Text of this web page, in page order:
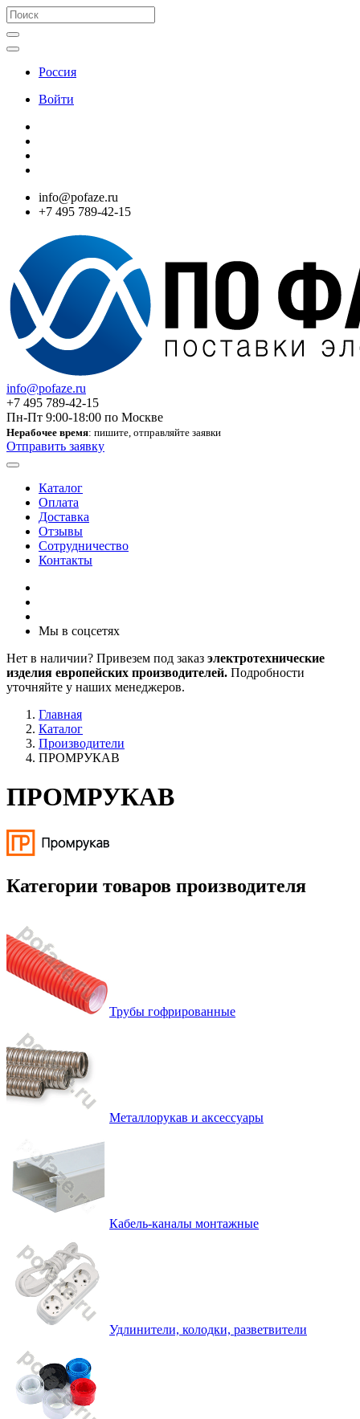
Россия
Войти
info@pofaze.ru
+7 495 789-42-15
info@pofaze.ru
+7 495 789-42-15
Пн-Пт 9:00-18:00 по Москве
Нерабочее время: пишите, отправляйте заявки
Отправить заявку
Каталог
Оплата
Доставка
Отзывы
Сотрудничество
Контакты
Мы в соцсетях
Нет в наличии? Привезем под заказ электротехнические
изделия европейских производителей. Подробности
уточняйте у наших менеджеров.
Главная
Каталог
Производители
ПРОМРУКАВ
ПРОМРУКАВ
Категории товаров производителя
Трубы гофрированные
Металлорукав и аксессуары
Кабель-каналы монтажные
Удлинители, колодки, разветвители